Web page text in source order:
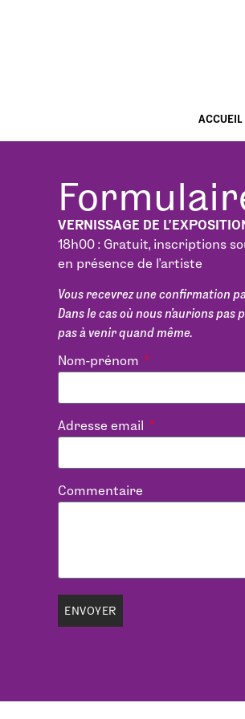
ACCUEIL
VERNISSAGE DE
18h00 : Gratuit, inscriptions
en présence de l’artiste
Vous recevrez une confirmation
Dans le cas où nous n’aurions
pas à venir quand même.
Nom-prénom
Adresse email
Commentaire
ENVOYER